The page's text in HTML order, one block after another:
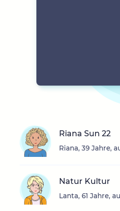
Riana Sun 22
Riana, 39 Jahre,
Natur Kultur
Lanta, 61 Jahre,